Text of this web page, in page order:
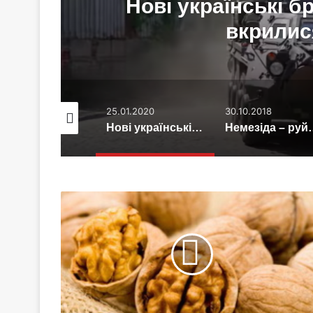
Нові українські
25.01.2020
Нові українські бронетранспортери вже вкрилися тріщинами
30.10.2018
Немезіда
Риба
горіхи
не
"їжа
для
розуму"